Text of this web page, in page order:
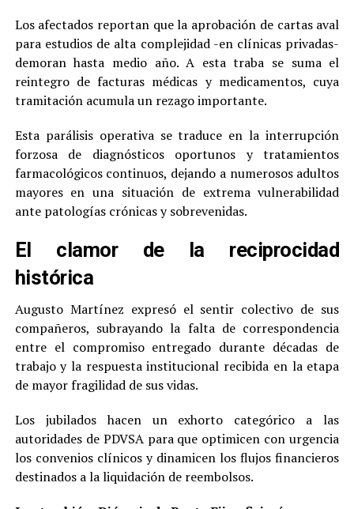
Los afectados reportan que la aprobación de cartas aval
para estudios de alta complejidad -en clínicas privadas-
demoran hasta medio año. A esta traba se suma el
reintegro de facturas médicas y medicamentos, cuya
tramitación acumula un rezago importante.
Esta parálisis operativa se traduce en la interrupción
forzosa de diagnósticos oportunos y tratamientos
farmacológicos continuos, dejando a numerosos adultos
mayores en una situación de extrema vulnerabilidad
ante patologías crónicas y sobrevenidas.
El clamor de la reciprocidad
histórica
Augusto Martínez expresó el sentir colectivo de sus
compañeros, subrayando la falta de correspondencia
entre el compromiso entregado durante décadas de
trabajo y la respuesta institucional recibida en la etapa
de mayor fragilidad de sus vidas.
Los jubilados hacen un exhorto categórico a las
autoridades de PDVSA para que optimicen con urgencia
los convenios clínicos y dinamicen los flujos financieros
destinados a la liquidación de reembolsos.